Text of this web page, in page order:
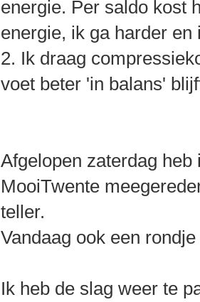
energie. Per saldo kost
energie, ik ga harder
2. Ik draag
voet beter 'in balans'
Afgelopen zaterdag
MooiTwente
teller.
Vandaag ook een
Ik heb de slag weer te